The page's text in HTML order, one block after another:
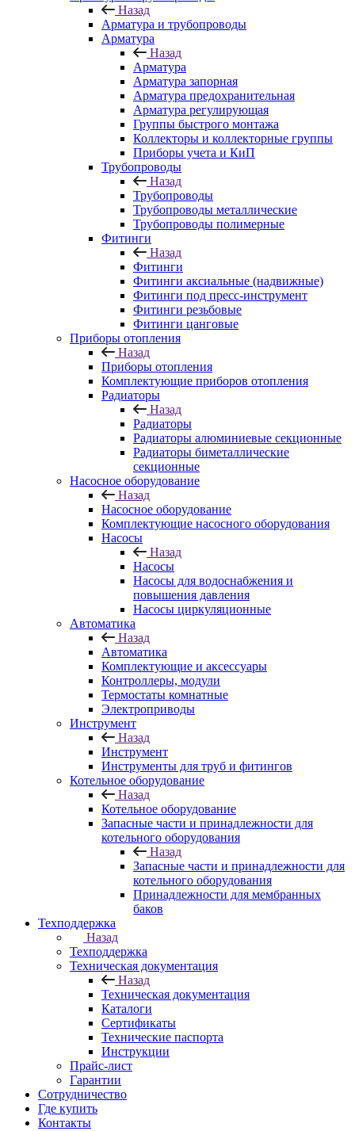
Назад
Арматура и трубопроводы
Арматура
Назад
Арматура
Арматура запорная
Арматура предохранительная
Арматура регулирующая
Группы быстрого монтажа
Коллекторы и коллекторные группы
Приборы учета и КиП
Трубопроводы
Назад
Трубопроводы
Трубопроводы металлические
Трубопроводы полимерные
Фитинги
Назад
Фитинги
Фитинги аксиальные (надвижные)
Фитинги под пресс-инструмент
Фитинги резьбовые
Фитинги цанговые
Приборы отопления
Назад
Приборы отопления
Комплектующие приборов отопления
Радиаторы
Назад
Радиаторы
Радиаторы алюминиевые секционные
Радиаторы биметаллические
секционные
Насосное оборудование
Назад
Насосное оборудование
Комплектующие насосного оборудования
Насосы
Назад
Насосы
Насосы для водоснабжения и
повышения давления
Насосы циркуляционные
Автоматика
Назад
Автоматика
Комплектующие и аксессуары
Контроллеры, модули
Термостаты комнатные
Электроприводы
Инструмент
Назад
Инструмент
Инструменты для труб и фитингов
Котельное оборудование
Назад
Котельное оборудование
Запасные части и принадлежности для
котельного оборудования
Назад
Запасные части и принадлежности для
котельного оборудования
Принадлежности для мембранных
баков
Техподдержка
Назад
Техподдержка
Техническая документация
Назад
Техническая документация
Каталоги
Сертификаты
Технические паспорта
Инструкции
Прайс-лист
Гарантии
Сотрудничество
Где купить
Контакты